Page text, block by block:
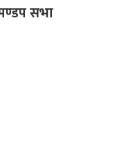
सभा